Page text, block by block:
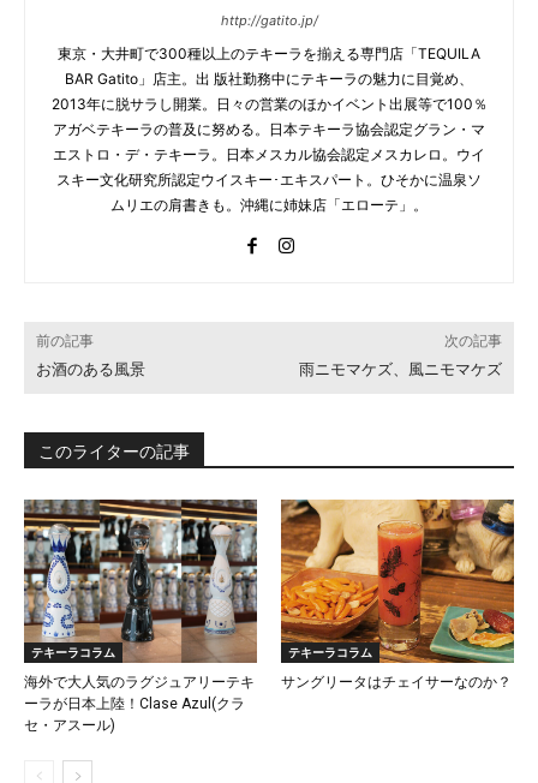
http://gatito.jp/
東京・大井町で300種以上のテキーラを揃える専門店「TEQUILA
BAR Gatito」店主。出 版社勤務中にテキーラの魅力に目覚め、
2013年に脱サラし開業。日々の営業のほかイベント出展等で100％
アガベテキーラの普及に努める。日本テキーラ協会認定グラン・マ
エストロ・デ・テキーラ。日本メスカル協会認定メスカレロ。ウイ
スキー文化研究所認定ウイスキー･エキスパート。ひそかに温泉ソ
ムリエの肩書きも。沖縄に姉妹店「エローテ」。
前の記事
お酒のある風景
次の記事
雨ニモマケズ、風ニモマケズ
このライターの記事
テキーラコラム
海外で大人気のラグジュアリーテキ
ーラが日本上陸！Clase Azul(クラ
セ・アスール)
テキーラコラム
サングリータはチェイサーなのか？